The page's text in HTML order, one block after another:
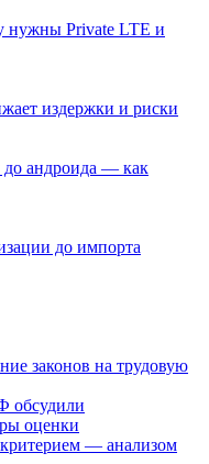
нужны Private LTE и
издержки и риски
до андроида — как
до импорта
законов на трудовую
обсудили
оценки
— анализом